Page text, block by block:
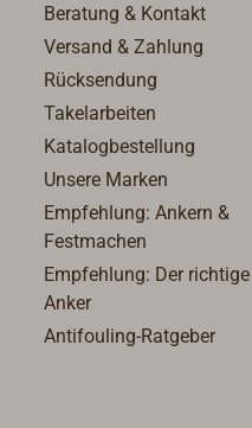
in der
20% über
als
ist
lehnig
durch
ebenfalls
Beratung & Kontakt
Versand & Zahlung
Rücksendung
Takelarbeiten
Katalogbestellung
Unsere Marken
Empfehlung: Ankern &
Festmachen
Empfehlung: Der richtige
Anker
Antifouling-Ratgeber